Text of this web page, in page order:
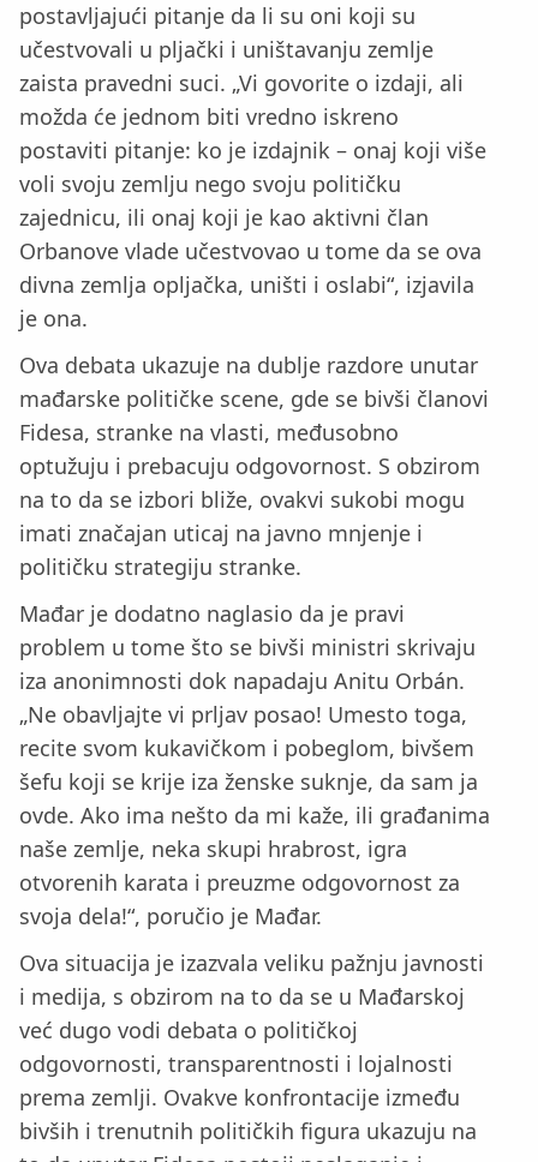
postavljajući pitanje da li su oni koji su
učestvovali u pljački i uništavanju zemlje
zaista pravedni suci. „Vi govorite o izdaji, ali
možda će jednom biti vredno iskreno
postaviti pitanje: ko je izdajnik – onaj koji više
voli svoju zemlju nego svoju političku
zajednicu, ili onaj koji je kao aktivni član
Orbanove vlade učestvovao u tome da se ova
divna zemlja opljačka, uništi i oslabi“, izjavila
je ona.
Ova debata ukazuje na dublje razdore unutar
mađarske političke scene, gde se bivši članovi
Fidesa, stranke na vlasti, međusobno
optužuju i prebacuju odgovornost. S obzirom
na to da se izbori bliže, ovakvi sukobi mogu
imati značajan uticaj na javno mnjenje i
političku strategiju stranke.
Mađar je dodatno naglasio da je pravi
problem u tome što se bivši ministri skrivaju
iza anonimnosti dok napadaju Anitu Orbán.
„Ne obavljajte vi prljav posao! Umesto toga,
recite svom kukavičkom i pobeglom, bivšem
šefu koji se krije iza ženske suknje, da sam ja
ovde. Ako ima nešto da mi kaže, ili građanima
naše zemlje, neka skupi hrabrost, igra
otvorenih karata i preuzme odgovornost za
svoja dela!“, poručio je Mađar.
Ova situacija je izazvala veliku pažnju javnosti
i medija, s obzirom na to da se u Mađarskoj
već dugo vodi debata o političkoj
odgovornosti, transparentnosti i lojalnosti
prema zemlji. Ovakve konfrontacije između
bivših i trenutnih političkih figura ukazuju na